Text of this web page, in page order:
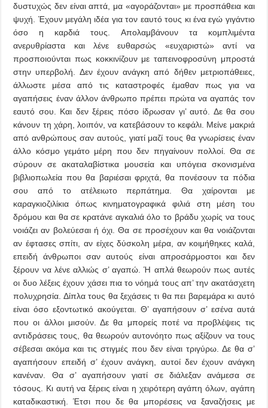
δυστυχώς δεν είναι απτά, μα «αγοράζονται» με προσπάθεια και
ψυχή. Έχουν μεγάλη ιδέα για τον εαυτό τους κι ένα εγώ γιγάντιο
όσο η καρδιά τους. Απολαμβάνουν τα κομπλιμέντα
ανερυθρίαστα και λένε ευθαρσώς «ευχαριστώ» αντί να
προσποιούνται πως κοκκινίζουν με ταπεινοφροσύνη μπροστά
στην υπερβολή. Δεν έχουν ανάγκη από δήθεν μετριοπάθειες,
άλλωστε μέσα από τις καταστροφές έμαθαν πως για να
αγαπήσεις έναν άλλον άνθρωπο πρέπει πρώτα να αγαπάς τον
εαυτό σου. Και δεν ξέρεις πόσο ίδρωσαν γι’ αυτό. Δε θα σου
κάνουν τη χάρη, λοιπόν, να κατεβάσουν το κεφάλι. Μείνε μακριά
από ανθρώπους σαν αυτούς, γιατί μαζί τους θα γνωρίσεις έναν
άλλο κόσμο γεμάτο μέρη που δεν πηγαίνουν πολλοί. Θα σε
σύρουν σε ακαταλαβίστικα μουσεία και υπόγεια σκονισμένα
βιβλιοπωλεία που θα βαριέσαι φριχτά, θα πονέσουν τα πόδια
σου από το ατέλειωτο περπάτημα. Θα χαίρονται με
καραγκιοζιλίκια όπως κινηματογραφικά φιλιά στη μέση του
δρόμου και θα σε κρατάνε αγκαλιά όλο το βράδυ χωρίς να τους
νοιάζει αν βολεύεσαι ή όχι. Θα σε προσέχουν και θα νοιάζονται
αν έφτασες σπίτι, αν είχες δύσκολη μέρα, αν κοιμήθηκες καλά,
επειδή άνθρωποι σαν αυτούς είναι απροσάρμοστοι και δεν
ξέρουν να λένε αλλιώς σ’ αγαπώ. Ή απλά θεωρούν πως αυτές
οι δυο λέξεις έχουν χάσει πια το νόημά τους απ’ την ακατάσχετη
πολυχρησία. Δίπλα τους θα ξεχάσεις τι θα πει βαρεμάρα κι αυτό
είναι όσο εξοντωτικό ακούγεται. Θ’ αγαπήσουν σ’ εσένα αυτά
που οι άλλοι μισούν. Δε θα μπορείς ποτέ να προβλέψεις τις
αντιδράσεις τους, θα θεωρούν αυτονόητο πως αξίζουν να τους
σέβεσαι ακόμα και τις στιγμές που δεν είναι τριγύρω. Δε θα σ’
αγαπήσουν επειδή σ’ έχουν ανάγκη, αυτοί δεν έχουν ανάγκη
κανέναν. Θα σ’ αγαπήσουν γιατί σε διάλεξαν ανάμεσα σε
τόσους. Κι αυτή να ξέρεις είναι η χειρότερη αγάπη όλων, αγάπη
καταδικαστική. Έτσι που δε θα μπορέσεις να ξαναζήσεις με